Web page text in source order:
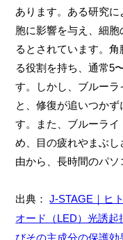
あります。ある研究
胞に影響を与え、細
るとされています。
る役割を持ち、通常5
す。しかし、ブルー
と、修復が追いつか
す。また、ブルーラ
め、目の疲れやまぶ
由から、長時間のパソ
出典：J-STAGE｜ヒ
オード（LED）光誘起